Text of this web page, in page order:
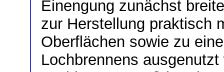
Einengung zunächst
zur Herstellung praktisch
Oberflächen sowie zu
Lochbrennens